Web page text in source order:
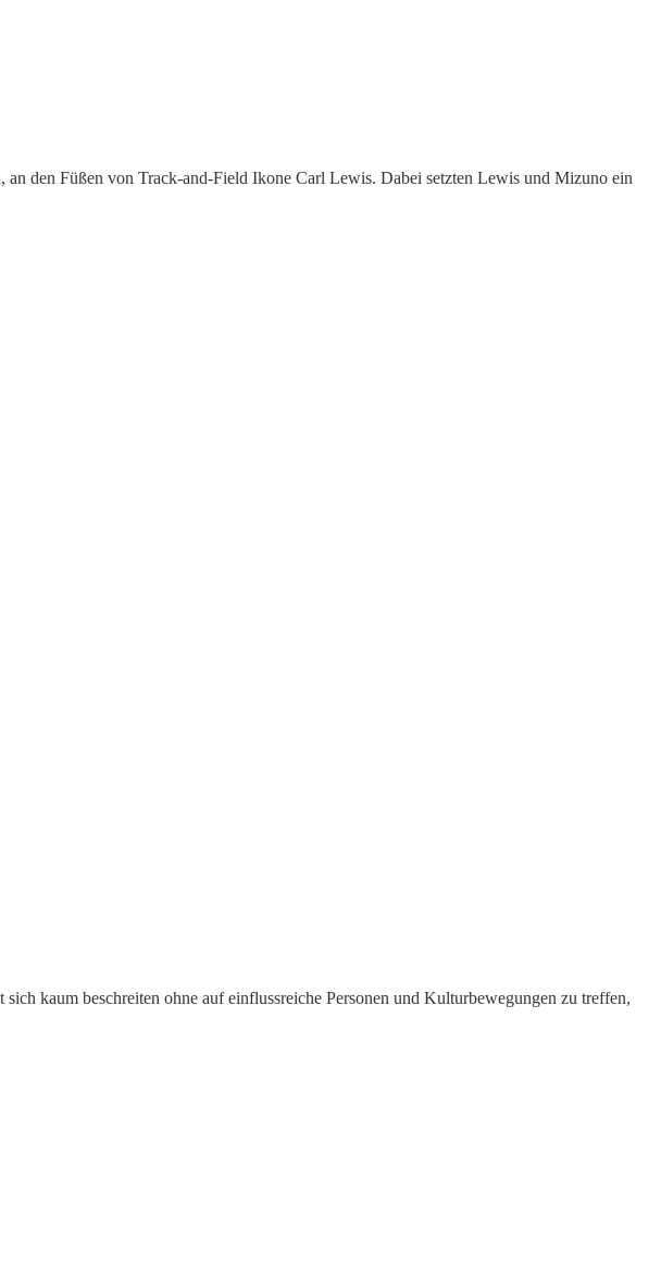
den Füßen von Track-and-Field Ikone Carl Lewis. Dabei setzten Lewis und Mizuno ein
kaum beschreiten ohne auf einflussreiche Personen und Kulturbewegungen zu treffen,